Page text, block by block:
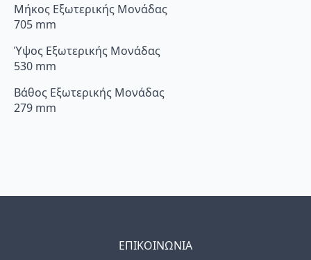
Μήκος Εξωτερικής Μονάδας
705 mm
Ύψος Εξωτερικής Μονάδας
530 mm
Βάθος Εξωτερικής Μονάδας
279 mm
ΕΠΙΚΟΙΝΩΝΙΑ